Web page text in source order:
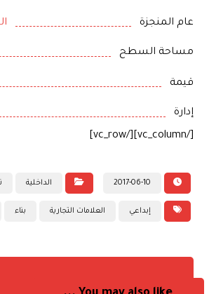
عام المنجزة
مساحة السطح
قيمة
إدارة
[/vc_column][/vc_row]
2017-06-10 الداخلية
إبداعي العلامات التجارية بناء